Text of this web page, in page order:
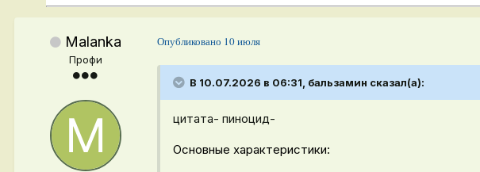
Malanka
Профи
Опубликовано 10 июля
В 10.07.2026 в 06:31, бальзамин сказал(а):
цитата- пиноцид-
Основные характеристики: